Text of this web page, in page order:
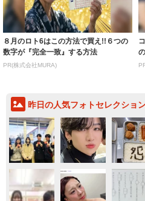
８月のロト6はこの方法で買え!!６つの
数字が『完全一致』する方法
PR(株式会社MURA)
昨日の人気フォトセレクショ